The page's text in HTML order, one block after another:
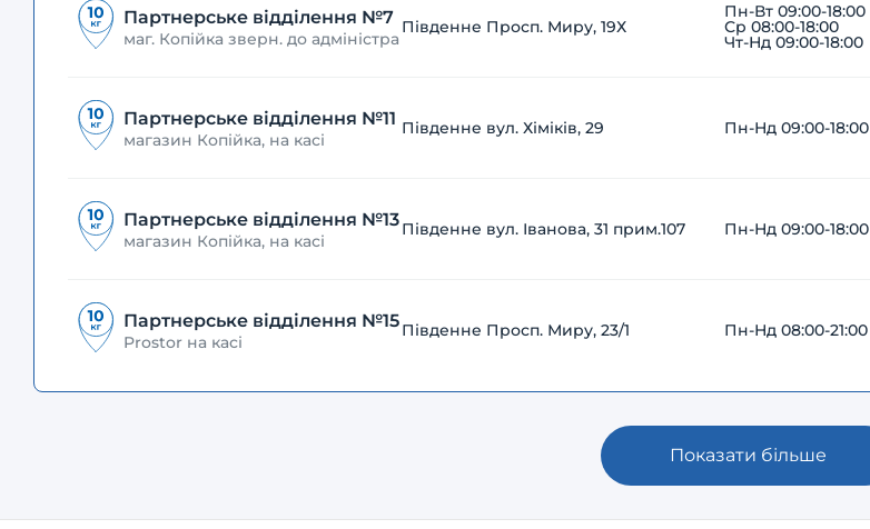
Партнерське відділення №7
маг. Копійка зверн. до адміністра
Південне Просп. Миру, 19Х
Пн-Вт 09:00-18:00
Ср 08:00-18:00
Чт-Нд 09:00-18:00
Партнерське відділення №11
магазин Копійка, на касі
Південне вул. Хіміків, 29 Пн-Нд 09:00-18:00
Партнерське відділення №13
магазин Копійка, на касі
Південне вул. Іванова, 31 прим.107 Пн-Нд 09:00-18:00
Партнерське відділення №15
Prostor на касі
Південне Просп. Миру, 23/1 Пн-Нд 08:00-21:00
Показати більше